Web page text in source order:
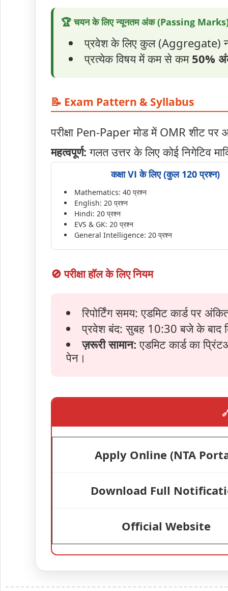
🏆 चयन के लिए न्यूनतम अंक (Passing
प्रवेश के लिए कुल (Aggregate)
प्रत्येक विषय में कम से कम 50%
📝 Exam Pattern & Syllabus
परीक्षा Pen-Paper मोड में OMR शीट
महत्वपूर्ण: गलत उत्तर के लिए कोई निगेटिव
कक्षा VI के लिए (कुल 120 प्रश्न)
Mathematics: 40 प्रश्न
English: 20 प्रश्न
Hindi: 20 प्रश्न
EVS & GK: 20 प्रश्न
General Intelligence: 20 प्रश्न
🚫 परीक्षा हॉल के लिए नियम
रिपोर्टिंग समय: एडमिट कार्ड पर
प्रवेश बंद: सुबह 10:30 बजे के बाद
ज़रूरी सामान: एडमिट कार्ड का
पेन।
Apply Online (NTA
Download Full
Official Website